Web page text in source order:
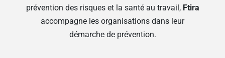
prévention des risques et la santé au travail, Ftira
accompagne les organisations dans leur
démarche de prévention.